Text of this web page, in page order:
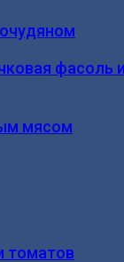
фасоль
мясом
томатов